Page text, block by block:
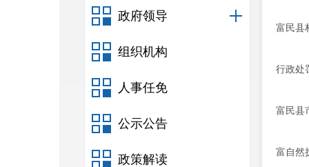
政府领导
组织机构
人事任免
公示公告
政策解读
富民县
行政处
富民县
富自然